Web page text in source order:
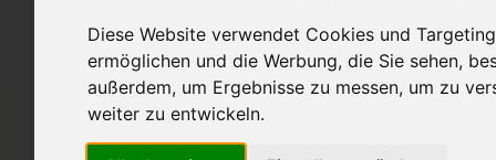
Diese Website verwendet Cookies und
ermöglichen und die Werbung, die Sie sehen,
außerdem, um Ergebnisse zu messen, um zu
weiter zu entwickeln.
ILS Einsendeaufgabe Studienheft 11B - Weitere
Lösungen Einsendeaufgabe
Bestandteile des